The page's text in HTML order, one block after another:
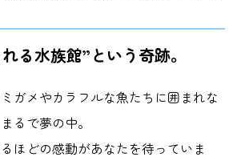
る水族館”という奇跡。
ガメやカラフルな魚たちに囲まれな
るで夢の中。
ほどの感動があなたを待っていま